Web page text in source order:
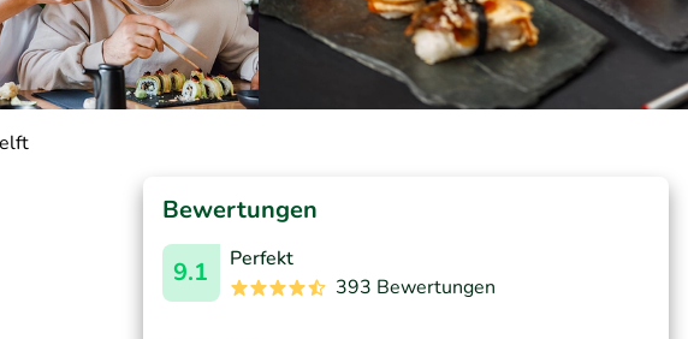
Bewertungen
9.1
Perfekt
393 Bewertungen